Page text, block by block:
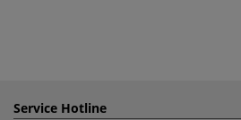
Service Hotline